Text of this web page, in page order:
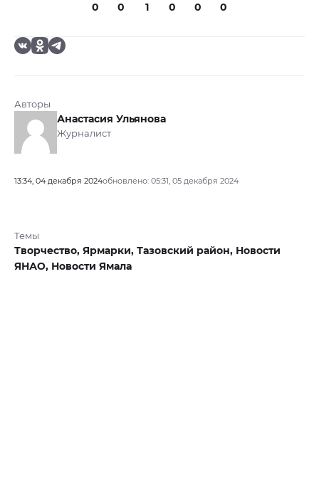
0 0 1 0 0 0
Авторы
Анастасия Ульянова
Журналист
13:34, 04 декабря 2024обновлено: 05:31, 05 декабря 2024
Темы
Творчество, Ярмарки, Тазовский район, Новости
ЯНАО, Новости Ямала